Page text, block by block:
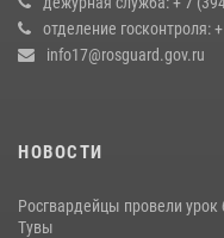
27 июля 2026, 07:56 3
отделение госконтроля:
info17@rosguard.gov.ru
НОВОСТИ
Росгвардейцы провели
Тувы